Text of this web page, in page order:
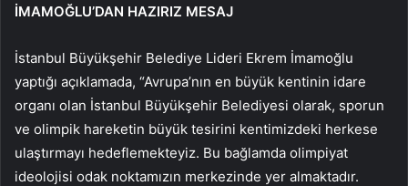
İMAMOĞLU’DAN HAZIRIZ MESAJ
İstanbul Büyükşehir Belediye Lideri Ekrem İmamoğlu
yaptığı açıklamada, “Avrupa’nın en büyük kentinin idare
organı olan İstanbul Büyükşehir Belediyesi olarak, sporun
ve olimpik hareketin büyük tesirini kentimizdeki herkese
ulaştırmayı hedeflemekteyiz. Bu bağlamda olimpiyat
ideolojisi odak noktamızın merkezinde yer almaktadır.